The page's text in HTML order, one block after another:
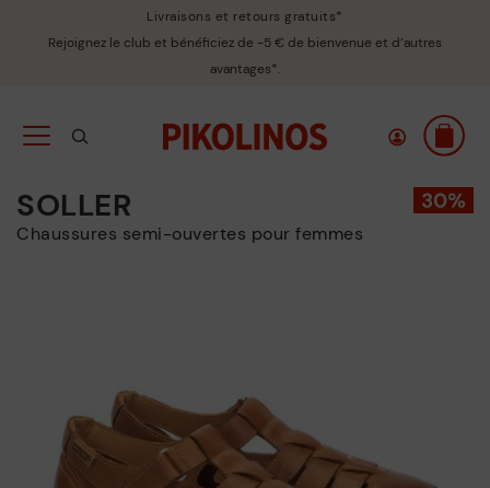
Livraisons et retours gratuits*
Rejoignez le club et bénéficiez de -5 € de bienvenue et d’autres
avantages*.
SOLLER
Chaussures semi-ouvertes pour femmes